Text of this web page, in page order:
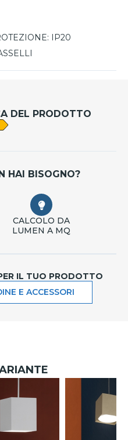
IP20
DEL PRODOTTO
HAI BISOGNO?
CALCOLO DA
LUMEN A MQ
IL TUO PRODOTTO
E ACCESSORI